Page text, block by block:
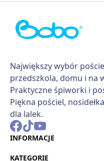
Największy wybór
przedszkola, domu i na
Praktyczne śpiworki i
Piękna pościel,
dla lalek.
INFORMACJE
KATEGORIE